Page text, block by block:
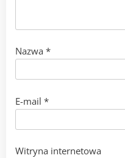
Nazwa *
E-mail *
Witryna internetowa